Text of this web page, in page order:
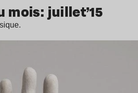
mois: juillet’15